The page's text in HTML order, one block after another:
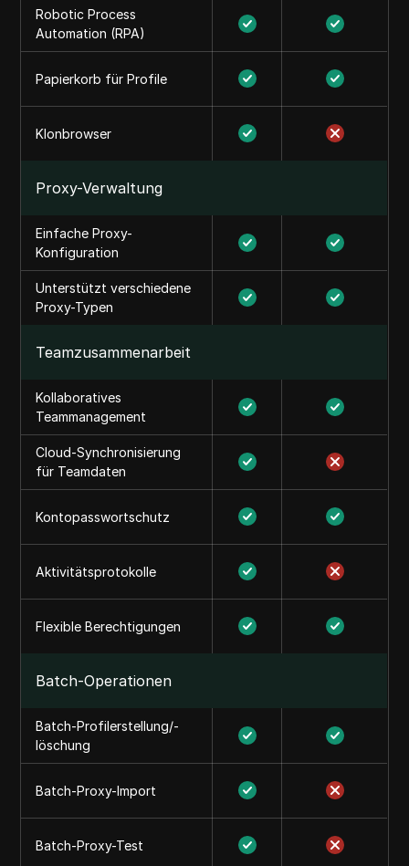
Robotic Process
Automation (RPA)
Papierkorb für Profile
Klonbrowser
Proxy-Verwaltung
Einfache Proxy-
Konfiguration
Unterstützt verschiedene
Proxy-Typen
Teamzusammenarbeit
Kollaboratives
Teammanagement
Cloud-Synchronisierung
für Teamdaten
Kontopasswortschutz
Aktivitätsprotokolle
Flexible Berechtigungen
Batch-Operationen
Batch-Profilerstellung/-
löschung
Batch-Proxy-Import
Batch-Proxy-Test